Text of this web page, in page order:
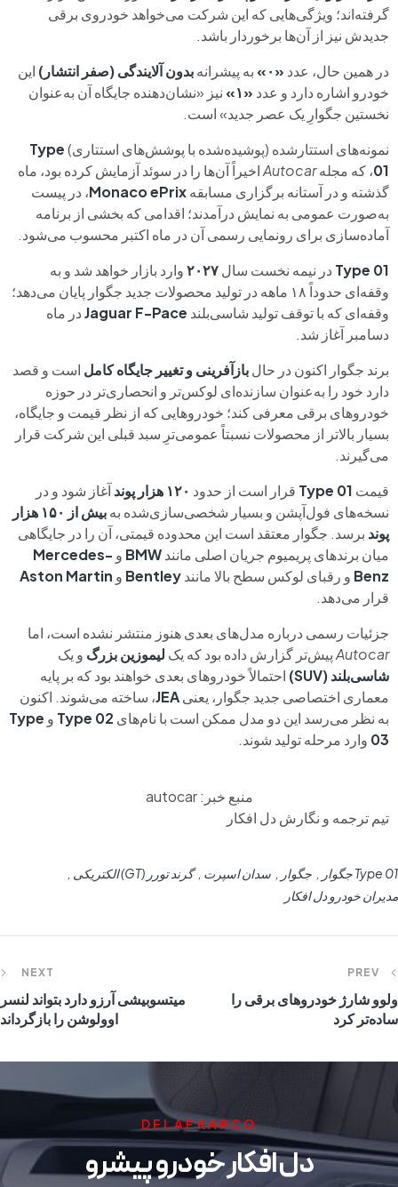
گرفته‌اند؛ ویژگی‌هایی که این شرکت می‌خواهد خودروی برقی
جدیدش نیز از آن‌ها برخوردار باشد.
در همین حال، عدد «۰» به پیشرانهبدون آلایندگی (صفر انتشار) این
خودرو اشاره دارد و عدد «۱»
نیز «نشان‌دهنده جایگاه آن به‌عنوان
نخستین جگوارِ یک عصر جدید» است.
نمونه‌های استتارشده (پوشیده‌شده با پوشش‌های استتاری)Type
01، که مجلهAutocarاخیراً آن‌ها را در سوئد آزمایش کرده بود، ماه
گذشته و در آستانه برگزاری مسابقهMonaco ePrix، در پیست
به‌صورت عمومی به نمایش درآمدند؛ اقدامی که بخشی از برنامه
آماده‌سازی برای رونمایی رسمی آن در ماه اکتبر محسوب می‌شود.
Type 01 در نیمه نخست سال۲۰۲۷وارد بازار خواهد شد و به
وقفه‌ای حدوداً ۱۸ ماهه در تولید محصولات جدید جگوار پایان می‌دهد؛
وقفه‌ای که با توقف تولید شاسی‌بلند Jaguar F-Paceدر ماه
دسامبر آغاز شد.
برند جگوار اکنون در حالبازآفرینی و تغییر جایگاه کامل است و قصد
دارد خود را به‌عنوان سازنده‌ای لوکس‌تر و انحصاری‌تر در حوزه
خودروهای برقی معرفی کند؛ خودروهایی که از نظر قیمت و جایگاه،
بسیار بالاتر از محصولات نسبتاً عمومی‌ترِ سبد قبلی این شرکت قرار
می‌گیرند.
قیمت Type 01 قرار است از حدود ۱۲۰ هزار پوند
آغاز شود و در
نسخه‌های فول‌آپشن و بسیار شخصی‌سازی‌شده به
بیش از ۱۵۰ هزار
پوند برسد. جگوار معتقد است این محدوده قیمتی، آن را در جایگاهی
میان برندهای پریمیوم جریان اصلی مانندBMW و Mercedes-
Benz و رقبای لوکس سطح بالا مانندBentley و Aston Martin
قرار می‌دهد.
جزئیات رسمی درباره مدل‌های بعدی هنوز منتشر نشده است، اما
Autocarپیش‌تر گزارش داده بود که یک لیموزین بزرگ و یک
شاسی‌بلند (SUV)
احتمالاً خودروهای بعدی خواهند بود که بر پایه
معماری اختصاصی جدید جگوار، یعنیJEA، ساخته می‌شوند. اکنون
به نظر می‌رسد این دو مدل ممکن است با نام‌های Type 02 و Type
03 وارد مرحله تولید شوند.
منبع خبر: autocar
تیم ترجمه و نگارش دل افکار
Type 01 جگوار جگوار سدان اسپرت
گرند تورر (GT) الکتریکی
مدیران خودرو دل افکار
PREV
ولوو شارژ خودروهای برقی را
ساده‌تر کرد
NEXT
میتسوبیشی آرزو دارد بتواند لنسر
اوولوشن را بازگرداند
DELAFKARCO
دل افکار خودرو پیشرو